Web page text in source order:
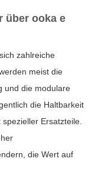
über ooka e
zahlreiche
meist die
und die modulare
die Haltbarkeit
Ersatzteile.
die Wert auf